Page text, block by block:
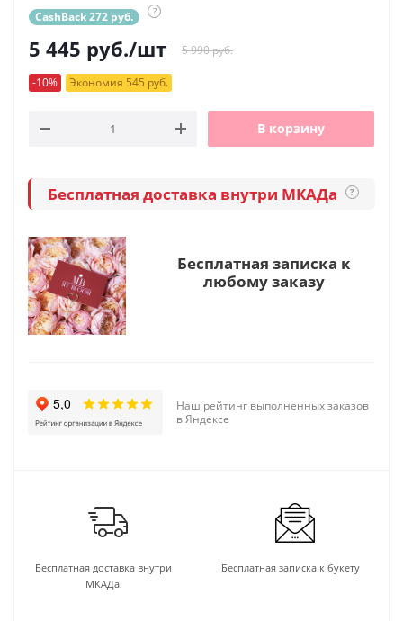
CashBack 272 руб. ?
5 445 руб./шт 5 990 руб.
-10% Экономия 545 руб.
В корзину
Бесплатная доставка внутри МКАДа ?
Бесплатная записка к
любому заказу
Наш рейтинг выполненных заказов
в Яндексе
Бесплатная доставка внутри
МКАДа!
Бесплатная записка к букету